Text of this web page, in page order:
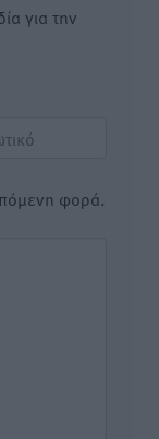
για την
φορά.